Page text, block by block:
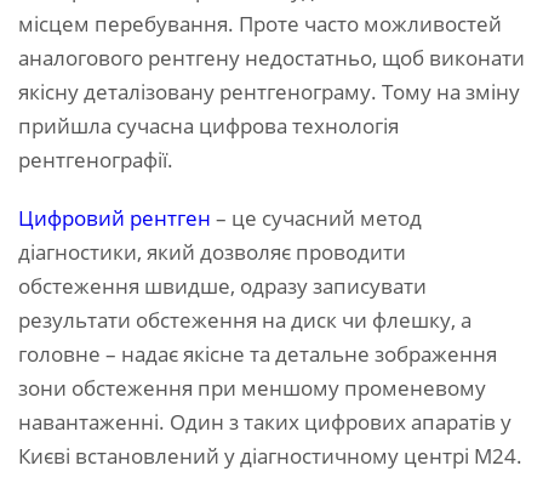
місцем перебування. Проте часто можливостей
аналогового рентгену недостатньо, щоб виконати
якісну деталізовану рентгенограму. Тому на зміну
прийшла сучасна цифрова технологія
рентгенографії.
Цифровий рентген – це сучасний метод
діагностики, який дозволяє проводити
обстеження швидше, одразу записувати
результати обстеження на диск чи флешку, а
головне – надає якісне та детальне зображення
зони обстеження при меншому променевому
навантаженні. Один з таких цифрових апаратів у
Києві встановлений у діагностичному центрі М24.